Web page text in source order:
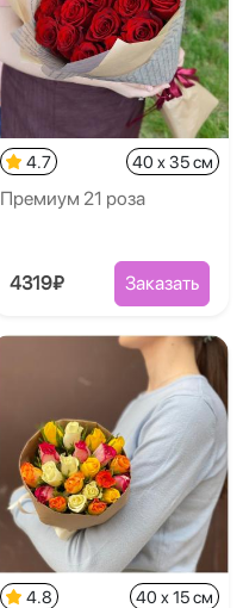
4.7 40 x 35 см
Премиум 21 роза
4319₽ Заказать
4.8 40 x 15 см